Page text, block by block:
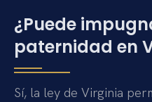
¿Puede
paternidad en
Sí, la ley de Virginia